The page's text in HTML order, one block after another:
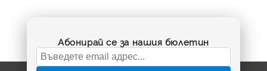
Абонирай се за нашия бюлетин